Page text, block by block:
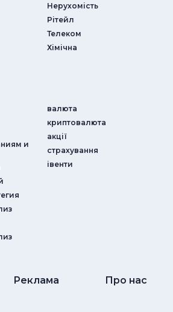
Нерухомість
Рітейл
Телеком
Хімічна
и
валюта
криптовалюта
акції
страхування
iвенти
Реклама Про нас